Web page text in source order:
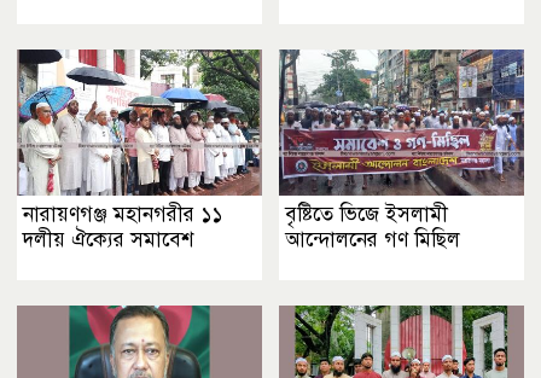
নারায়ণগঞ্জ মহানগরীর ১১
দলীয় ঐক্যের সমাবেশ
বৃষ্টিতে ভিজে ইসলামী
আন্দোলনের গণ মিছিল